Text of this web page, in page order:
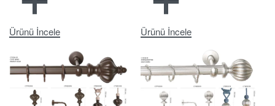
Ürünü İncele Ürünü İncele